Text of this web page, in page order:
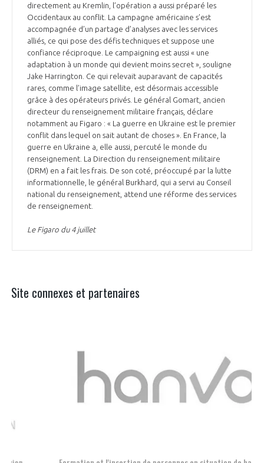
directement au Kremlin, l’opération a aussi préparé les
Occidentaux au conflit. La campagne américaine s’est
accompagnée d’un partage d’analyses avec les services
alliés, ce qui pose des défis techniques et suppose une
confiance réciproque. Le campaigning est aussi « une
adaptation à un monde qui devient moins secret », souligne
Jake Harrington. Ce qui relevait auparavant de capacités
rares, comme l’image satellite, est désormais accessible
grâce à des opérateurs privés. Le général Gomart, ancien
directeur du renseignement militaire français, déclare
notamment au Figaro : « La guerre en Ukraine est le premier
conflit dans lequel on sait autant de choses ». En France, la
guerre en Ukraine a, elle aussi, percuté le monde du
renseignement. La Direction du renseignement militaire
(DRM) en a fait les frais. De son coté, préoccupé par la lutte
informationnelle, le général Burkhard, qui a servi au Conseil
national du renseignement, attend une réforme des services
de renseignement.
Le Figaro du 4 juillet
Site connexes et partenaires